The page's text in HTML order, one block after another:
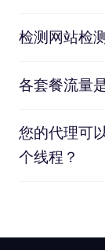
检测网站检
各套餐流量
您的代理可
个线程？